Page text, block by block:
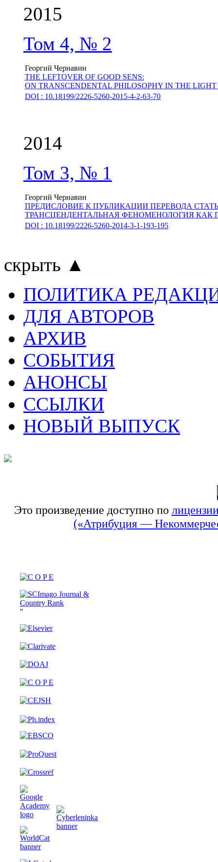
2015
Том 4, № 2
Георгий Чернавин
THE LEFTOVER OF GOOD SENS:
ON TRANSCENDENTAL PHILOSOPHY IN THE
DOI : 10.18199/2226-5260-2015-4-2-63-70
2014
Том 3, № 1
Георгий Чернавин
ПРЕДИСЛОВИЕ К ПУБЛИКАЦИИ ПЕРЕВОДА
ТРАНСЦЕНДЕНТАЛЬНАЯ ФЕНОМЕНОЛОГИЯ КАК
DOI : 10.18199/2226-5260-2014-3-1-193-195
скрыть ▲
ПОЛИТИКА
ДЛЯ АВТОРОВ
АРХИВ
СОБЫТИЯ
АНОНСЫ
ССЫЛКИ
НОВЫЙ ВЫПУСК
Это произведение доступно по
(«Атрибуция —
"